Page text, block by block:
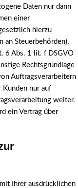
Daten nur dann
einer
hierzu
an Steuerbehörden),
6 Abs. 1 lit. f DSGVO
Rechtsgrundlage
Auftragsverarbeitern
Kunden nur auf
weiter.
ein Vertrag über
Ihrer ausdrücklichen